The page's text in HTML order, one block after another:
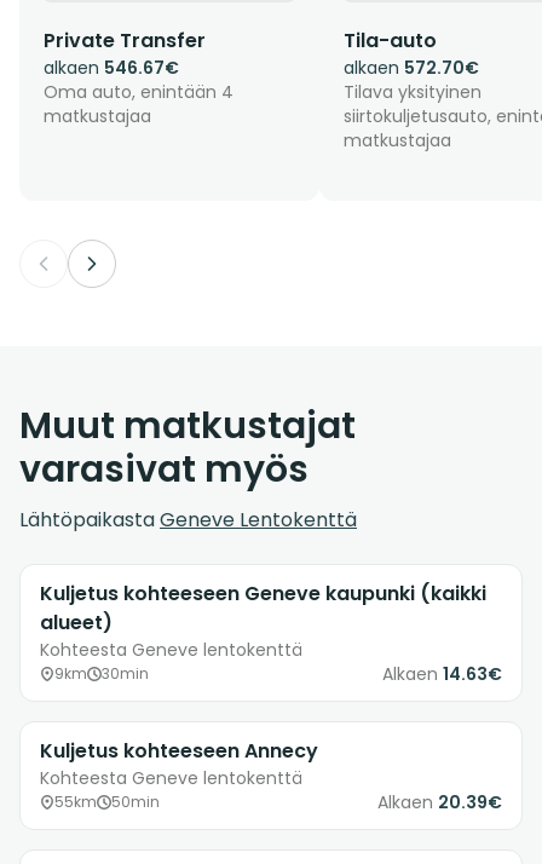
Private Transfer
alkaen 546.67€
Oma auto, enintään 4
matkustajaa
Tila-auto
alkaen 572.70€
Tilava yksityinen
siirtokuljetusauto,
matkustajaa
Muut matkustajat
varasivat myös
LähtöpaikastaGeneve Lentokenttä
Kuljetus kohteeseen Geneve kaupunki (kaikki
alueet)
Kohteesta Geneve lentokenttä
9km 30min Alkaen 14.63€
Kuljetus kohteeseen Annecy
Kohteesta Geneve lentokenttä
55km 50min Alkaen 20.39€